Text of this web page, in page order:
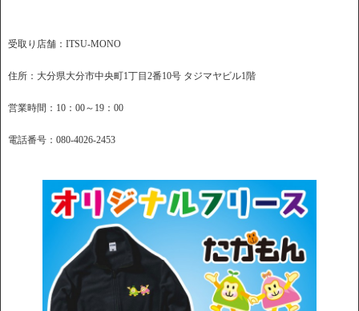
受取り店舗：ITSU-MONO
住所：大分県大分市中央町1丁目2番10号 タジマヤビル1階
営業時間：10：00～19：00
電話番号：080-4026-2453